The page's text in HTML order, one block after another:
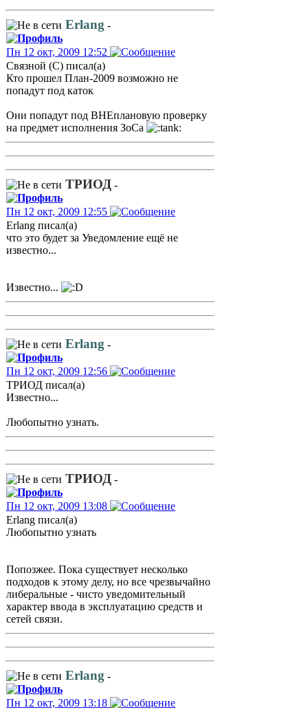
Erlang -
Пн 12 окт, 2009 12:52
Связной (С) писал(а)
Кто прошел План-2009 возможно не
попадут под каток
Они попадут под ВНЕплановую проверку
на предмет исполнения ЗоСа
ТРИОД -
Пн 12 окт, 2009 12:55
Erlang писал(а)
что это будет за Уведомление ещё не
известно...
Известно...
Erlang -
Пн 12 окт, 2009 12:56
ТРИОД писал(а)
Известно...
Любопытно узнать.
ТРИОД -
Пн 12 окт, 2009 13:08
Erlang писал(а)
Любопытно узнать
Попозжее. Пока существует несколько
подходов к этому делу, но все чрезвычайно
либеральные - чисто уведомительный
характер ввода в эксплуатацию средств и
сетей связи.
Erlang -
Пн 12 окт, 2009 13:18